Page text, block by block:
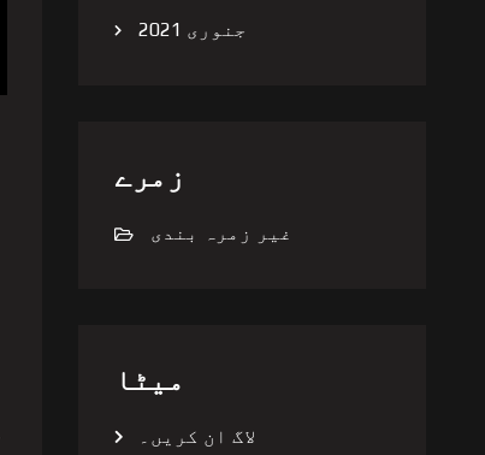
جنوری 2021
زمرے
غیر زمرہ بندی
میٹا
لاگ ان کریں۔